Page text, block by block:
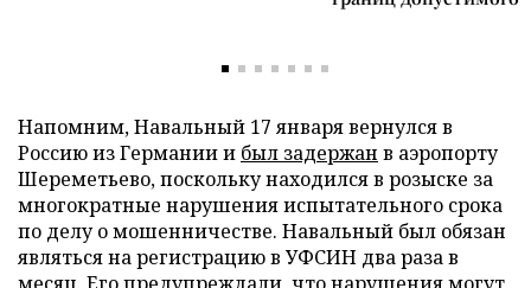
Напомним, Навальный 17 января вернулся в
Россию из Германии и был задержан в аэропорту
Шереметьево, поскольку находился в розыске за
многократные нарушения испытательного срока
по делу о мошенничестве. Навальный был обязан
являться на регистрацию в УФСИН два раза в